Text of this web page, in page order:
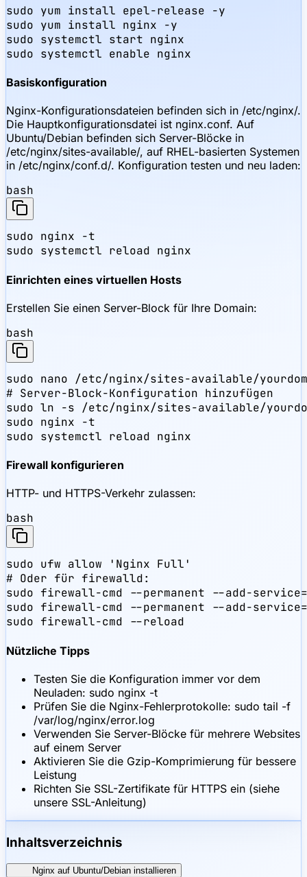
sudo yum install epel-release -y
sudo yum install nginx -y
sudo systemctl start nginx
sudo systemctl enable nginx
Basiskonfiguration
Nginx-Konfigurationsdateien befinden sich in /etc/nginx/.
Die Hauptkonfigurationsdatei ist nginx.conf. Auf
Ubuntu/Debian befinden sich Server-Blöcke in
/etc/nginx/sites-available/, auf RHEL-basierten Systemen
in /etc/nginx/conf.d/. Konfiguration testen und neu laden:
bash
sudo nginx -t
sudo systemctl reload nginx
Einrichten eines virtuellen Hosts
Erstellen Sie einen Server-Block für Ihre Domain:
bash
sudo nano /etc/nginx/sites-available/
# Server-Block-Konfiguration hinzufügen
sudo ln -s /etc/nginx/sites-available/
sudo nginx -t
sudo systemctl reload nginx
Firewall konfigurieren
HTTP- und HTTPS-Verkehr zulassen:
bash
sudo ufw allow 'Nginx Full'
# Oder für firewalld:
sudo firewall-cmd --permanent --add-
sudo firewall-cmd --permanent --add-
sudo firewall-cmd --reload
Nützliche Tipps
Testen Sie die Konfiguration immer vor dem
Neuladen: sudo nginx -t
Prüfen Sie die Nginx-Fehlerprotokolle: sudo tail -f
/var/log/nginx/error.log
Verwenden Sie Server-Blöcke für mehrere Websites
auf einem Server
Aktivieren Sie die Gzip-Komprimierung für bessere
Leistung
Richten Sie SSL-Zertifikate für HTTPS ein (siehe
unsere SSL-Anleitung)
Inhaltsverzeichnis
Nginx auf Ubuntu/Debian installieren